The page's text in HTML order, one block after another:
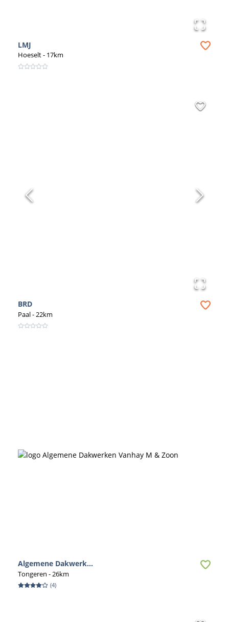
werk. Bovendien zijn ze op de hoogte van de nieuwste
trends en technieken op het gebied van gevelbekleding.
dan contact op met één van onze aannemers voor meer
informatie of een vrijblijvende offerte. Bij Bouwvia.be
LMJ
Hoeselt- 17km
BRD
Paal- 22km
Algemene Dakwerk...
Tongeren - 26km
(4)